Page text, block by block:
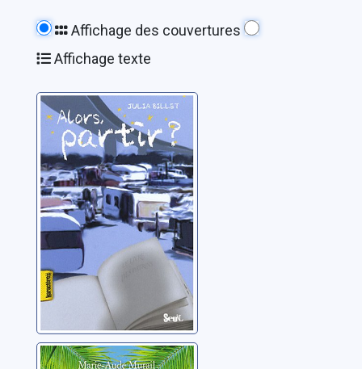
Affichage des couvertures
Affichage texte
Alors, partir ?
Billet, Julia
Sauveur et fils: